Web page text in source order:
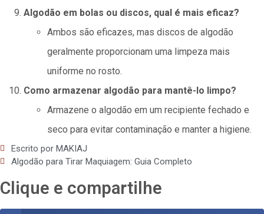
Algodão em bolas ou discos, qual é mais eficaz?
Ambos são eficazes, mas discos de algodão
geralmente proporcionam uma limpeza mais
uniforme no rosto.
Como armazenar algodão para mantê-lo limpo?
Armazene o algodão em um recipiente fechado e
seco para evitar contaminação e manter a higiene.
Escrito por MAKIAJ
Algodão para Tirar Maquiagem: Guia Completo
Clique e compartilhe